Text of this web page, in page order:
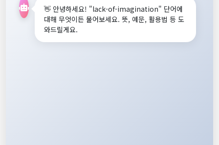
👋 안녕하세요! "lack-of-imagination" 단어에
대해 무엇이든 물어보세요. 뜻, 예문, 활용법 등 도
와드릴게요.